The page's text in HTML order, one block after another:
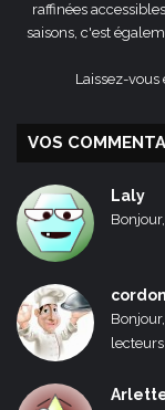
raffinées
saisons, c'est
Laissez-
VOS
Laly
lecteurs